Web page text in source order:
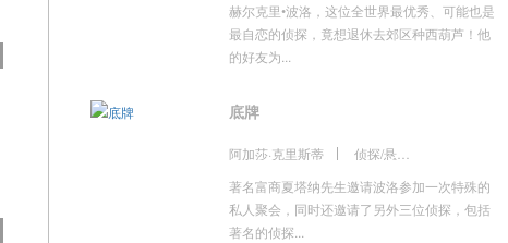
赫尔克里•波洛，这位全世界最优秀、可能也是
最自恋的侦探，竟想退休去郊区种西葫芦！他
的好友为...
底牌
阿加莎·克里斯蒂
著名富商夏塔纳先生邀请波洛参加一次特殊的
私人聚会，同时还邀请了另外三位侦探，包括
著名的侦探...